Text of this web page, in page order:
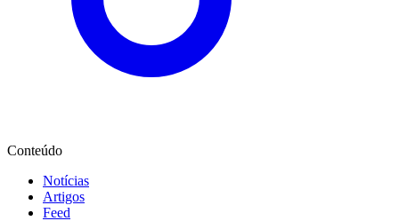
Conteúdo
Notícias
Artigos
Feed